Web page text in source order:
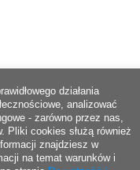
działania
analizować
- zarówno przez nas,
Pliki cookies służą również
znajdziesz w
na temat warunków i